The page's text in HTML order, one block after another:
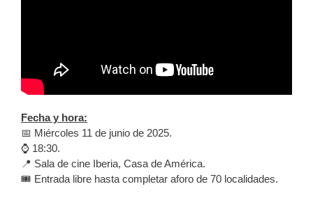
Fecha y hora:
📅 Miércoles 11 de junio de 2025.
⌚️ 18:30.
📍 Sala de cine Iberia, Casa de América.
🎟️ Entrada libre hasta completar aforo de 70 localidades.